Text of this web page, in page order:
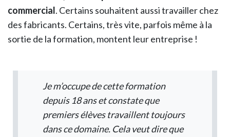
commercial. Certains souhaitent aussi travailler chez
des fabricants. Certains, très vite, parfois même à la
sortie de la formation, montent leur entreprise !
Je m’occupe de cette formation
depuis 18 ans et constate que
premiers élèves travaillent toujours
dans ce domaine. Cela veut dire que